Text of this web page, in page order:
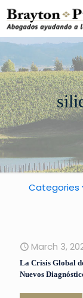
Categories
March 3,
La Crisis Global
Nuevos